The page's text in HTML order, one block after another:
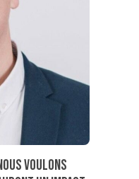
voulons